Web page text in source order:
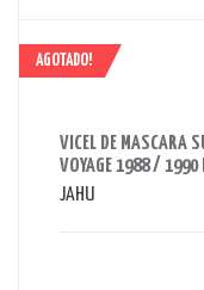
AGOTADO!
VICEL DE MASCARA
VOYAGE 1988 / 1990
JAHU